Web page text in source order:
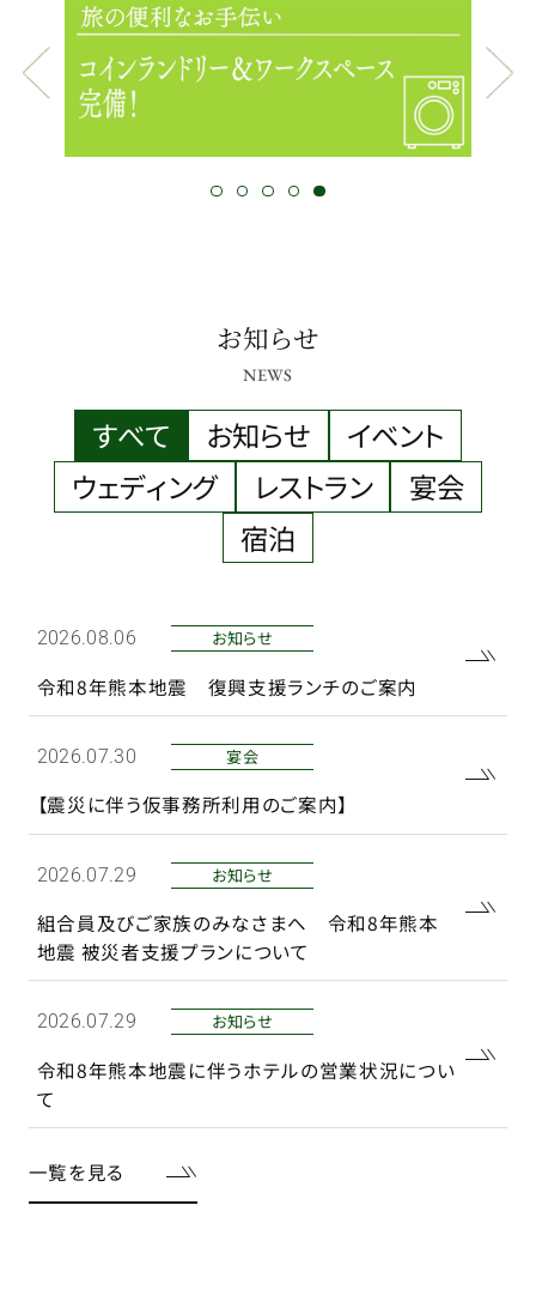
お知らせ
NEWS
すべて お知らせ
イベント
ウェディング
レストラン
宴会
宿泊
2026.08.06 お知らせ
令和8年熊本地震 復興支援ランチのご案内
2026.07.30 宴会
【震災に伴う仮事務所利用のご案内】
2026.07.29 お知らせ
組合員及びご家族のみなさまへ 令和8年熊本
地震 被災者支援プランについて
2026.07.29 お知らせ
令和8年熊本地震に伴うホテルの営業状況につい
て
一覧を見る